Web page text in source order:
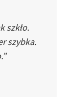
szkło.
szybka.